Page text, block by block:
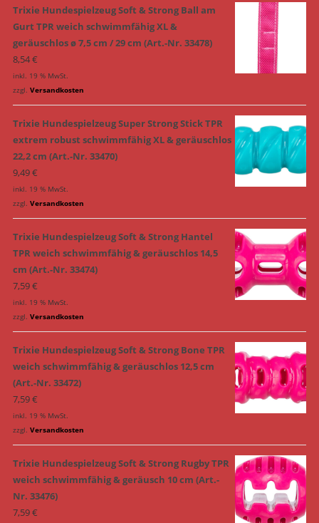
Trixie Hundespielzeug Soft & Strong Ball am
Gurt TPR weich schwimmfähig XL &
geräuschlos ø 7,5 cm / 29 cm (Art.-Nr. 33478)
8,54€
inkl. 19 % MwSt.
zzgl. Versandkosten
Trixie Hundespielzeug Super Strong Stick TPR
extrem robust schwimmfähig XL & geräuschlos
22,2 cm (Art.-Nr. 33470)
9,49€
inkl. 19 % MwSt.
zzgl. Versandkosten
Trixie Hundespielzeug Soft & Strong Hantel
TPR weich schwimmfähig & geräuschlos 14,5
cm (Art.-Nr. 33474)
7,59€
inkl. 19 % MwSt.
zzgl. Versandkosten
Trixie Hundespielzeug Soft & Strong Bone TPR
weich schwimmfähig & geräuschlos 12,5 cm
(Art.-Nr. 33472)
7,59€
inkl. 19 % MwSt.
zzgl. Versandkosten
Trixie Hundespielzeug Soft & Strong Rugby TPR
weich schwimmfähig & geräusch 10 cm (Art.-
Nr. 33476)
7,59€